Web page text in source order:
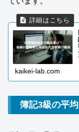
kaikei-lab.com
簿記3級の平